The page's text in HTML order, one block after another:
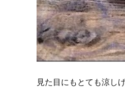
見た目にもとても涼し